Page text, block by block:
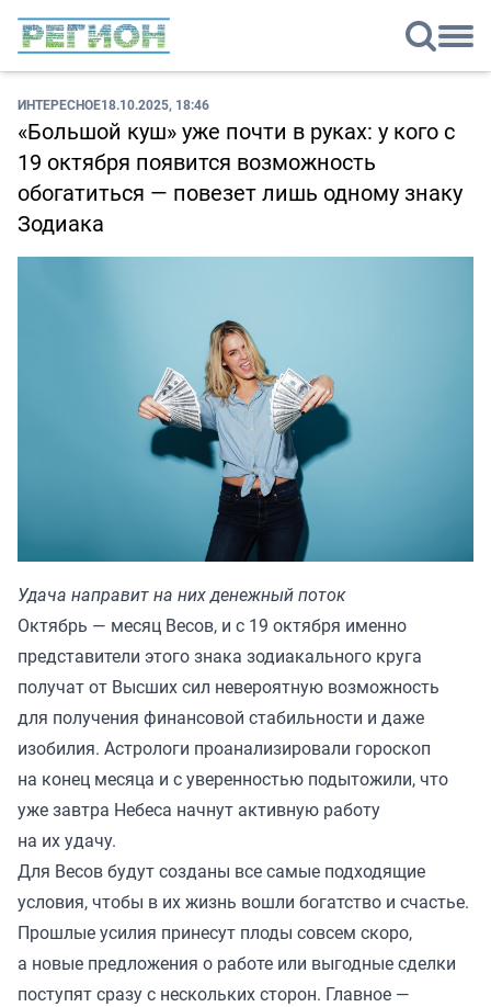
ИНТЕРЕСНОЕ18.10.2025, 18:46
«Большой куш» уже почти в руках: у кого с
19 октября появится возможность
обогатиться — повезет лишь одному знаку
Зодиака
Удача направит на них денежный поток
Октябрь — месяц Весов, и с 19 октября именно
представители этого знака зодиакального круга
получат от Высших сил невероятную возможность
для получения финансовой стабильности и даже
изобилия. Астрологи проанализировали гороскоп
на конец месяца и с уверенностью подытожили, что
уже завтра Небеса начнут активную работу
на их удачу.
Для Весов будут созданы все самые подходящие
условия, чтобы в их жизнь вошли богатство и счастье.
Прошлые усилия принесут плоды совсем скоро,
а новые предложения о работе или выгодные сделки
поступят сразу с нескольких сторон. Главное —